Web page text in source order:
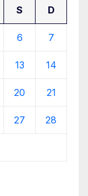
S D
6 7
13 14
20 21
27 28